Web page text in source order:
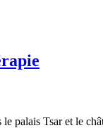
palais Tsar et le